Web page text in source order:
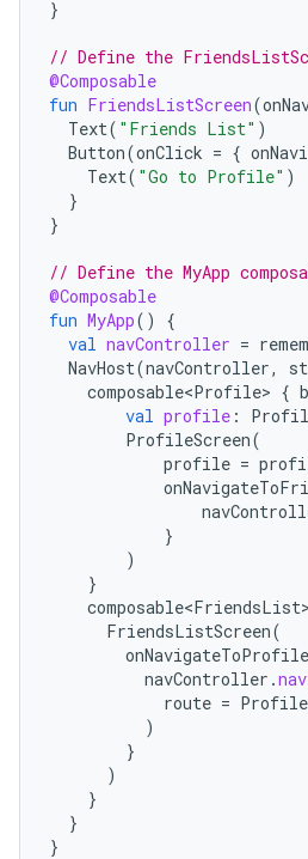
}
// Define the
@Composable
fun FriendsListScreen(
Text( "Friends List" )
Button(onClick = {
Text( "Go to Profile" )
}
}
// Define the MyApp
@Composable
fun MyApp()
{
val navController =
NavHost(navController,
composable<Profile> {
val profile :
ProfileScreen(
profile =
}
)
}
composable<FriendsList>
FriendsListScreen(
onNavigateToProfile
navController .
route = Profile
)
}
)
}
}
}